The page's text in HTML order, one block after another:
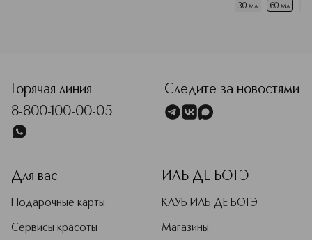
30 мл 60 мл
Горячая линия
8-800-100-00-05
Следите за новостями
Для вас
Подарочные карты
Сервисы красоты
ИЛЬ ДЕ БОТЭ
КЛУБ ИЛЬ ДЕ БОТЭ
Магазины